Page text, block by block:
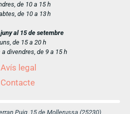
de 10 a 15 h
de 10 a 13 h
al 15 de setembre
de 15 a 20 h
divendres, de 9 a 15 h
Avís legal
Contacte
Puig, 15 de Mollerussa (25230)